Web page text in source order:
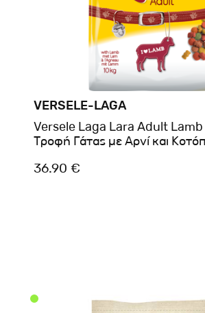
VERSELE-LAGA
Versele Laga Lara Adult
Τροφή Γάτας με Αρνί και
36.90 €